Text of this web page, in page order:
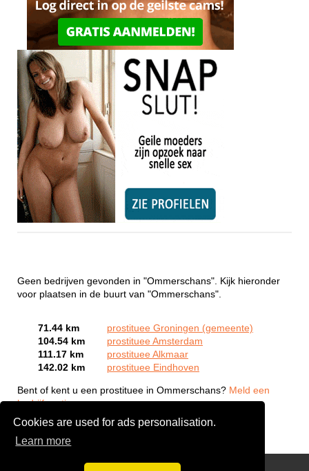
Cookies are used for ads personalisation.
Learn more
Geen bedrijven gevonden in "Ommerschans". Kijk hieronder
voor plaatsen in de buurt van "Ommerschans".
71.44 km
prostituee Groningen (gemeente)
104.54 km
prostituee Amsterdam
111.17 km
prostituee Alkmaar
142.02 km
prostituee Eindhoven
Bent of kent u een prostituee in Ommerschans? Meld een
bedrijf gratis aan